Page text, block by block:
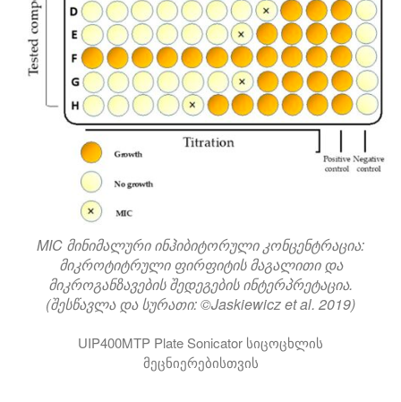
MIC მინიმალური ინჰიბიტორული კონცენტრაცია:
მიკროტიტრული ფირფიტის მაგალითი და
მიკროგანზავების შედეგების ინტერპრეტაცია.
(შესწავლა და სურათი: ©Jaskiewicz et al. 2019)
UIP400MTP Plate Sonicator სიცოცხლის
მეცნიერებისთვის